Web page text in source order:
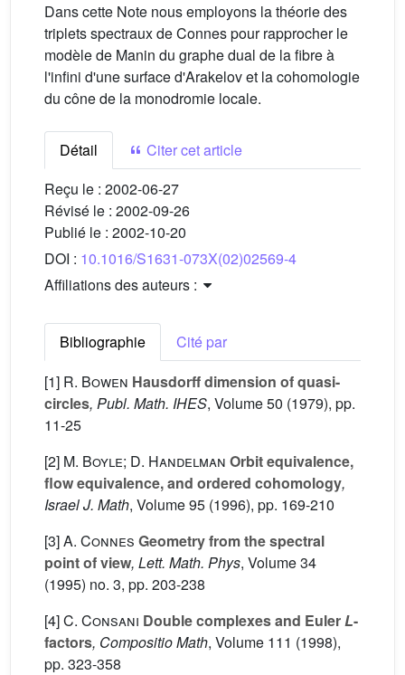
Dans cette Note nous employons la théorie des
triplets spectraux de Connes pour rapprocher le
modèle de Manin du graphe dual de la fibre à
l'infini d'une surface d'Arakelov et la cohomologie
du cône de la monodromie locale.
Détail
Citer cet article
Reçu le : 2002-06-27
Révisé le : 2002-09-26
Publié le : 2002-10-20
DOI : 10.1016/S1631-073X(02)02569-4
Affiliations des auteurs :
Bibliographie
Cité par
[1] R. Bowen Hausdorff dimension of quasi-
circles, Publ. Math. IHES, Volume 50 (1979), pp.
11-25
[2] M. Boyle; D. Handelman Orbit equivalence,
flow equivalence, and ordered cohomology,
Israel J. Math, Volume 95 (1996), pp. 169-210
[3]A. Connes Geometry from the spectral
point of view, Lett. Math. Phys, Volume 34
(1995) no. 3, pp. 203-238
[4]C. Consani Double complexes and EulerL-
factors, Compositio Math, Volume 111 (1998),
pp. 323-358